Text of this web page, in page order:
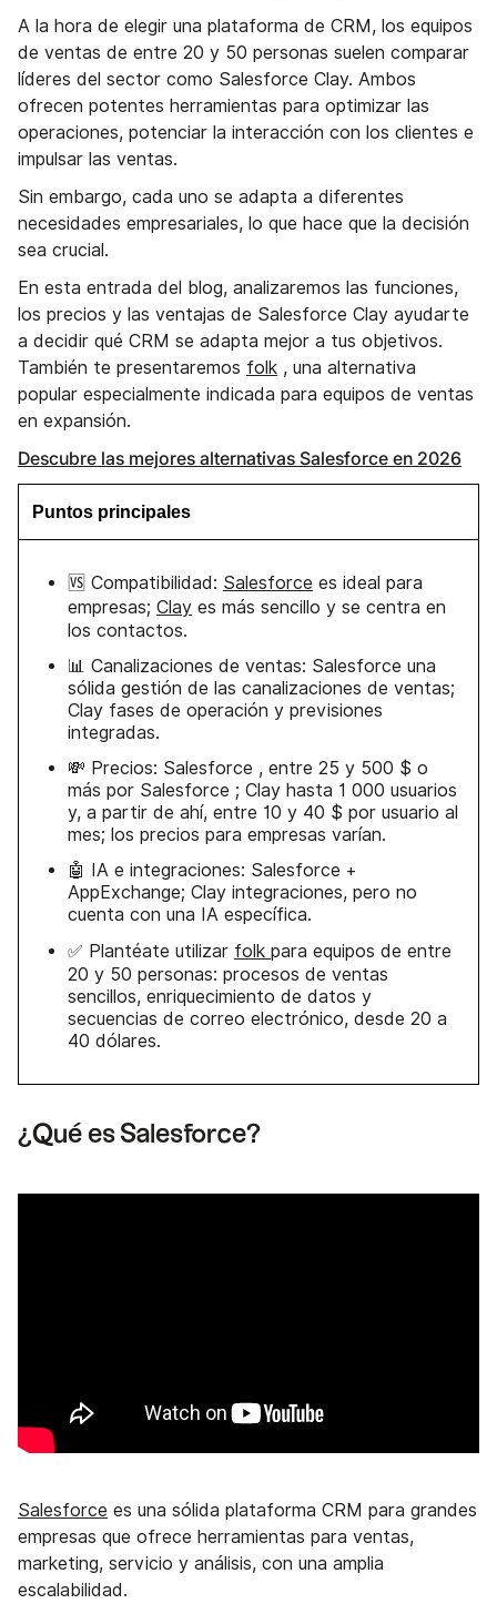
A la hora de elegir una plataforma de CRM, los equipos
de ventas de entre 20 y 50 personas suelen comparar
líderes del sector como Salesforce Clay. Ambos
ofrecen potentes herramientas para optimizar las
operaciones, potenciar la interacción con los clientes e
impulsar las ventas.
Sin embargo, cada uno se adapta a diferentes
necesidades empresariales, lo que hace que la decisión
sea crucial.
En esta entrada del blog, analizaremos las funciones,
los precios y las ventajas de Salesforce Clay ayudarte
a decidir qué CRM se adapta mejor a tus objetivos.
También te presentaremos folk , una alternativa
popular especialmente indicada para equipos de ventas
en expansión.
Descubre las mejores alternativas Salesforce en 2026
Puntos principales
🆚 Compatibilidad: Salesforce es ideal para
empresas; Clay es más sencillo y se centra en
los contactos.
📊 Canalizaciones de ventas: Salesforce una
sólida gestión de las canalizaciones de ventas;
Clay fases de operación y previsiones
integradas.
💸 Precios: Salesforce , entre 25 y 500 $ o
más por Salesforce ; Clay hasta 1 000 usuarios
y, a partir de ahí, entre 10 y 40 $ por usuario al
mes; los precios para empresas varían.
🤖 IA e integraciones: Salesforce +
AppExchange; Clay integraciones, pero no
cuenta con una IA específica.
✅ Plantéate utilizar folk para equipos de entre
20 y 50 personas: procesos de ventas
sencillos, enriquecimiento de datos y
secuencias de correo electrónico, desde 20 a
40 dólares.
¿Qué es Salesforce?
Salesforce es una sólida plataforma CRM para grandes
empresas que ofrece herramientas para ventas,
marketing, servicio y análisis, con una amplia
escalabilidad.